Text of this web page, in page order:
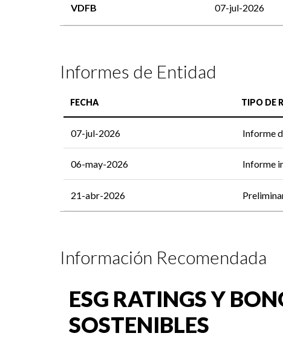
VDFB 07-jul-2026
Informes de Entidad
FECHA TIPO DE
07-jul-2026 Informe
06-may-2026 Informe
21-abr-2026
Información Recomendada
ESG RATINGS Y
SOSTENIBLES